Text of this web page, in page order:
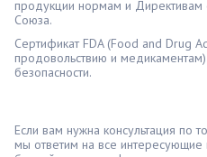
продукции нормам и Директивам
Союза.
Сертификат FDA (Food and Drug
продовольствию и
безопасности.
Если вам нужна консультация по
мы ответим на все